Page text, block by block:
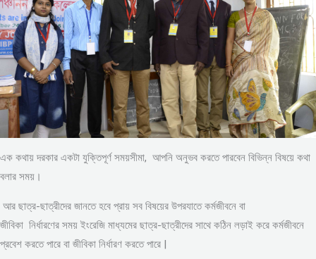
এক কথায় দরকার একটা যুক্তিপূর্ণ সময়সীমা, আপনি অনুভব করতে পারবেন বিভিন্ন বিষয়ে কথা
বলার সময়।
আর ছাত্র-ছাত্রীদের জানতে হবে প্রায় সব বিষয়ের উপরযাতে কর্মজীবনে বা
জীবিকা নির্ধারণের সময় ইংরেজি মাধ্যমের ছাত্র-ছাত্রীদের সাথে কঠিন লড়াই করে কর্মজীবনে
প্রবেশ করতে পারে বা জীবিকা নির্ধারণ করতে পারে |